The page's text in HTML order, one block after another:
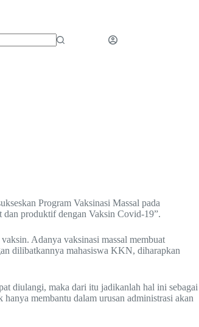
Program Vaksinasi Massal pada
dan produktif dengan Vaksin Covid-19”.
Adanya vaksinasi massal membuat
dilibatkannya mahasiswa KKN, diharapkan
diulangi, maka dari itu jadikanlah hal ini sebagai
membantu dalam urusan administrasi akan